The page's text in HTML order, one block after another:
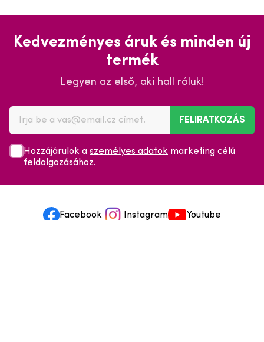
Kedvezményes áruk és minden új
termék
Legyen az első, aki hall róluk!
FELIRATKOZÁS
Hozzájárulok a személyes adatok marketing célú
feldolgozásához.
Facebook Instagram Youtube